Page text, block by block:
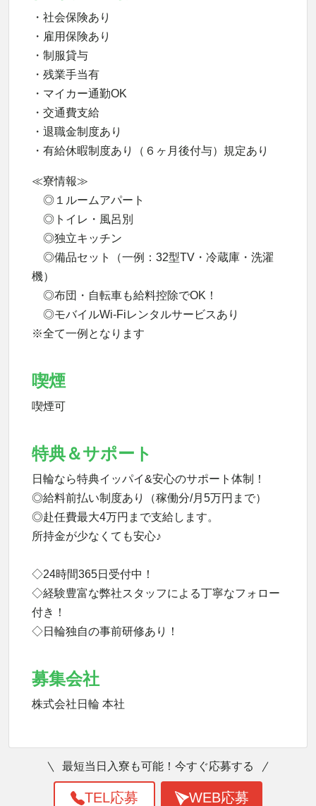
・社会保険あり
・雇用保険あり
・制服貸与
・残業手当有
・マイカー通勤OK
・交通費支給
・退職金制度あり
・有給休暇制度あり（６ヶ月後付与）規定あり
≪寮情報≫
◎１ルームアパート
◎トイレ・風呂別
◎独立キッチン
◎備品セット（一例：32型TV・冷蔵庫・洗濯
機）
◎布団・自転車も給料控除でOK！
◎モバイルWi-Fiレンタルサービスあり
※全て一例となります
喫煙
喫煙可
特典＆サポート
日輪なら特典イッパイ&安心のサポート体制！
◎給料前払い制度あり（稼働分/月5万円まで）
◎赴任費最大4万円まで支給します。
所持金が少なくても安心♪
◇24時間365日受付中！
◇経験豊富な弊社スタッフによる丁寧なフォロー
付き！
◇日輪独自の事前研修あり！
募集会社
株式会社日輪 本社
最短当日入寮も可能！今すぐ応募する
WEB応募
TEL応募